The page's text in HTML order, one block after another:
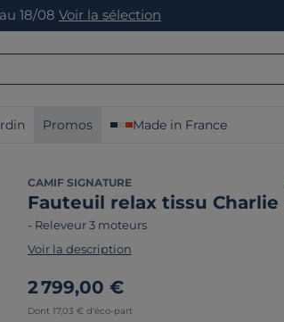
18/08 Voir la sélection
Promos Made in France
CAMIF SIGNATURE
Fauteuil relax tissu Charlie
- Releveur 3 moteurs
Voir la description
2 799,00 €
Dont 17,03 € d'éco-part